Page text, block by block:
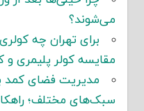
می‌شوند؟
برای تهران چه
مقایسه کولر پلیمری و
مدیریت فضای کمد
سبک‌های مختلف؛